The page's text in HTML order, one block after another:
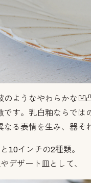
のようなやわらかな凹
です。乳白釉ならでは
なる表情を生み、器そ
10インチの2種類。
デザート皿として、